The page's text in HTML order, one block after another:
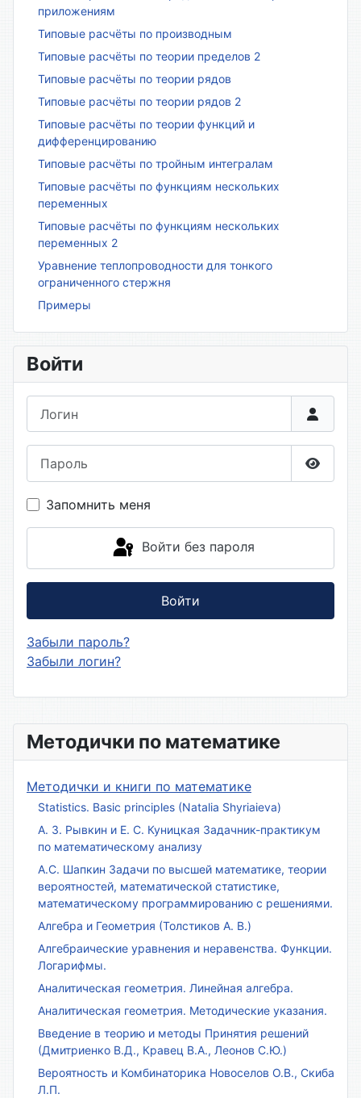
Методички по математике
Методички и книги по математике
Statistics. Basic principles (Natalia Shyriaieva)
А. З. Рывкин и Е. С. Куницкая Задачник-практикум
по математическому анализу
А.С. Шапкин Задачи по высшей математике, теории
вероятностей, математической статистике,
математическому программированию с решениями.
Алгебра и Геометрия (Толстиков А. В.)
Алгебраические уравнения и неравенства. Функции.
Логарифмы.
Аналитическая геометрия. Линейная алгебра.
Аналитическая геометрия. Методические указания.
Введение в теорию и методы Принятия решений
(Дмитриенко В.Д., Кравец В.А., Леонов С.Ю.)
Вероятность и Комбинаторика Новоселов О.В., Скиба
Л.П.
приложениям
Типовые расчёты по производным
Типовые расчёты по теории пределов 2
Типовые расчёты по теории рядов
Типовые расчёты по теории рядов 2
Типовые расчёты по теории функций и
дифференцированию
Типовые расчёты по тройным интегралам
Типовые расчёты по функциям нескольких
переменных
Типовые расчёты по функциям нескольких
переменных 2
Уравнение теплопроводности для тонкого
ограниченного стержня
Примеры
Войти
Запомнить меня
Войти без пароля
Войти
Забыли пароль?
Забыли логин?